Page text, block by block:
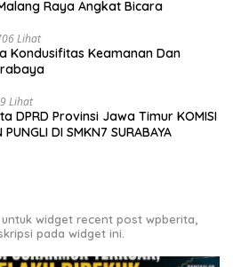
Raya Angkat Bicara
Lihat
Kondusifitas Keamanan Dan
Lihat
DPRD Provinsi Jawa Timur KOMISI
DI SMKN7 SURABAYA
widget recent post wpberita,
pada widget ini.